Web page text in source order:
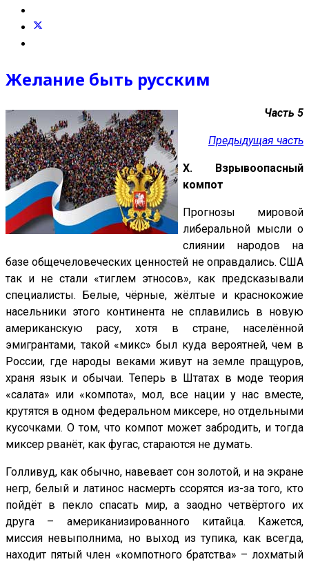
Желание быть русским
Часть 5
Предыдущая часть
X. Взрывоопасный
компот
Прогнозы мировой
либеральной мысли о
слиянии народов на
базе общечеловеческих ценностей не оправдались. США
так и не стали «тиглем этносов», как предсказывали
специалисты. Белые, чёрные, жёлтые и краснокожие
насельники этого континента не сплавились в новую
американскую расу, хотя в стране, населённой
эмигрантами, такой «микс» был куда вероятней, чем в
России, где народы веками живут на земле пращуров,
храня язык и обычаи. Теперь в Штатах в моде теория
«салата» или «компота», мол, все нации у нас вместе,
крутятся в одном федеральном миксере, но отдельными
кусочками. О том, что компот может забродить, и тогда
миксер рванёт, как фугас, стараются не думать.
Голливуд, как обычно, навевает сон золотой, и на экране
негр, белый и латинос насмерть ссорятся из-за того, кто
пойдёт в пекло спасать мир, а заодно четвёртого их
друга – американизированного китайца. Кажется,
миссия невыполнима, но выход из тупика, как всегда,
находит пятый член «компотного братства» – лохматый